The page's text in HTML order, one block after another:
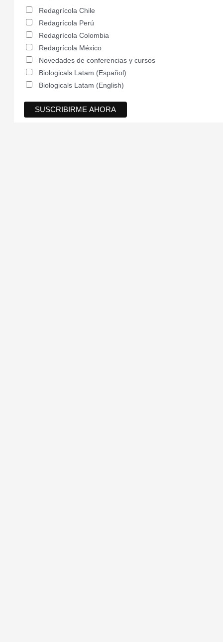
Redagrícola Chile
Redagrícola Perú
Redagrícola Colombia
Redagrícola México
Novedades de conferencias y cursos
Biologicals Latam (Español)
Biologicals Latam (English)